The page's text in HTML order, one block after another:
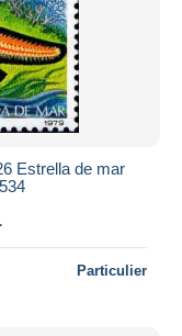
Estrella de mar
Particulier